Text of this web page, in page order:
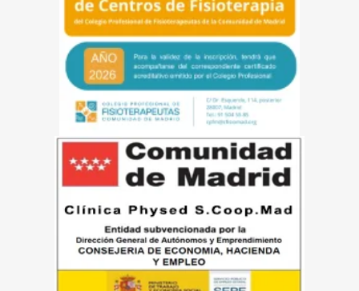
Artículo añadido al carrito. Finalizar Compra